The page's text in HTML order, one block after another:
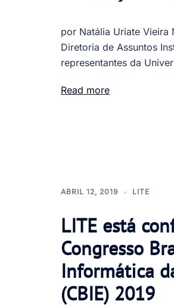
por Natália Uriate Vieira
Diretoria de Assuntos
representantes da
Read more
ABRIL 12, 2019 LITE
LITE está
Congresso
Informática
(CBIE) 2019